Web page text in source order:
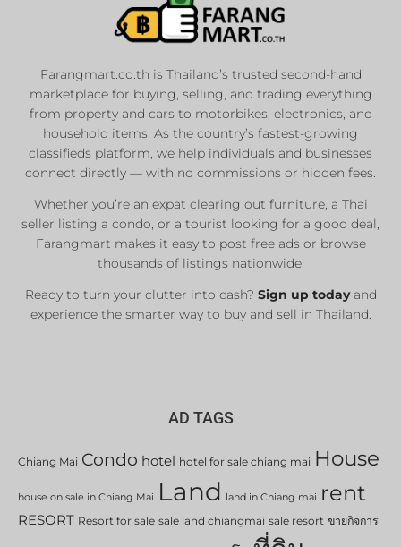
List Your
Properties
Private Sellers
Real Estate Agents
Sale & Rent
List Now
Farangmart.co.th is Thailand’s trusted second-hand
marketplace for buying, selling, and trading everything
from property and cars to motorbikes, electronics, and
household items. As the country’s fastest-growing
classifieds platform, we help individuals and businesses
connect directly — with no commissions or hidden fees.
Whether you’re an expat clearing out furniture, a Thai
seller listing a condo, or a tourist looking for a good deal,
Farangmart makes it easy to post free ads or browse
thousands of listings nationwide.
Ready to turn your clutter into cash? Sign up todayand
experience the smarter way to buy and sell in Thailand.
AD TAGS
Chiang Mai Condo hotel hotel for sale chiang mai House
house on sale in Chiang Mai Land land in Chiang mai rent
RESORT Resort for sale sale land chiangmai sale resort ขายกิจการ